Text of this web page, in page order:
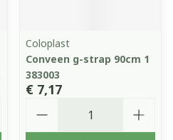
Coloplast
Conveen g-strap 90cm 1
383003
€ 7,17